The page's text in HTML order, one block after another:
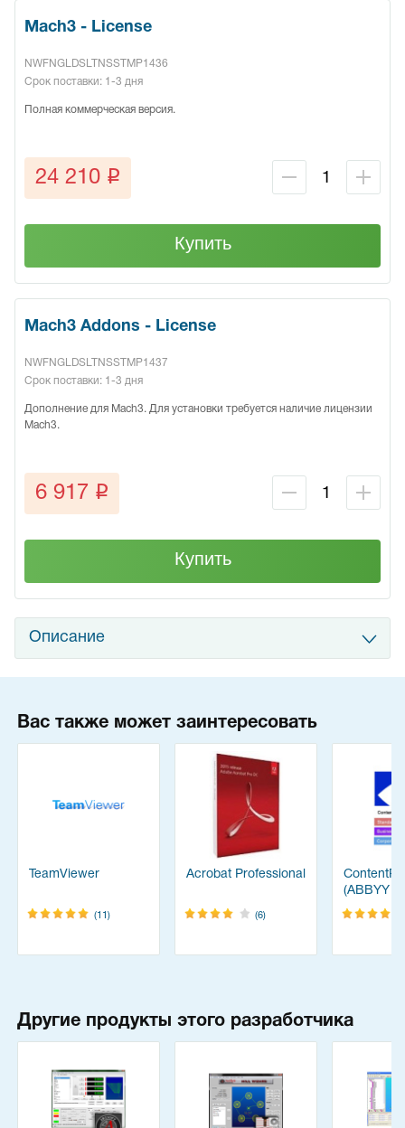
Mach3 - License
NWFNGLDSLTNSSTMP1436
Срок поставки: 1-3 дня
Полная коммерческая версия.
24 210 q
Купить
Mach3 Addons - License
NWFNGLDSLTNSSTMP1437
Срок поставки: 1-3 дня
Дополнение для Mach3. Для установки требуется наличие лицензии
Mach3.
6 917 q
Купить
Описание
Вас также может заинтересовать
TeamViewer
(11)
Acrobat Professional
(6)
(ABBYY
Другие продукты этого разработчика